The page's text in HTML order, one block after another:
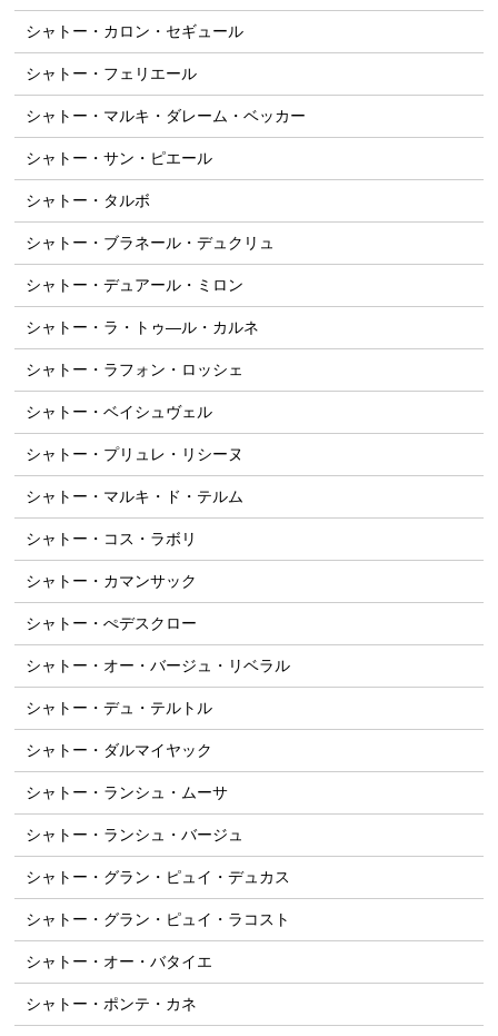
シャトー・カロン・セギュール
シャトー・フェリエール
シャトー・マルキ・ダレーム・ベッカー
シャトー・サン・ピエール
シャトー・タルボ
シャトー・ブラネール・デュクリュ
シャトー・デュアール・ミロン
シャトー・ラ・トゥ―ル・カルネ
シャトー・ラフォン・ロッシェ
シャトー・ベイシュヴェル
シャトー・プリュレ・リシーヌ
シャトー・マルキ・ド・テルム
シャトー・コス・ラボリ
シャトー・カマンサック
シャトー・ぺデスクロー
シャトー・オー・バージュ・リベラル
シャトー・デュ・テルトル
シャトー・ダルマイヤック
シャトー・ランシュ・ムーサ
シャトー・ランシュ・バージュ
シャトー・グラン・ピュイ・デュカス
シャトー・グラン・ピュイ・ラコスト
シャトー・オー・バタイエ
シャトー・ポンテ・カネ